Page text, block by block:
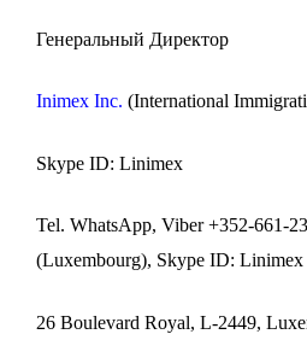
Генеральный Директор
Inimex Inc. (International
Skype ID: Linimex
Tel. WhatsApp, Viber +352-661-
(Luxembourg), Skype ID: Linimex
26 Boulevard Royal, L-2449,